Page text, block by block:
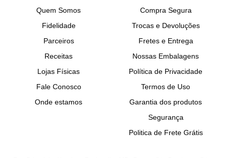
Quem Somos
Fidelidade
Parceiros
Receitas
Lojas Físicas
Fale Conosco
Onde estamos
Compra Segura
Trocas e Devoluções
Fretes e Entrega
Nossas Embalagens
Política de Privacidade
Termos de Uso
Garantia dos produtos
Segurança
Politica de Frete Grátis